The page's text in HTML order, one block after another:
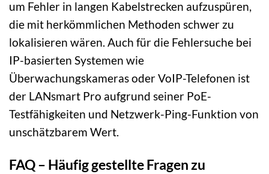
um Fehler in langen Kabelstrecken aufzuspüren,
die mit herkömmlichen Methoden schwer zu
lokalisieren wären. Auch für die Fehlersuche bei
IP-basierten Systemen wie
Überwachungskameras oder VoIP-Telefonen ist
der LANsmart Pro aufgrund seiner PoE-
Testfähigkeiten und Netzwerk-Ping-Funktion von
unschätzbarem Wert.
FAQ – Häufig gestellte Fragen zu